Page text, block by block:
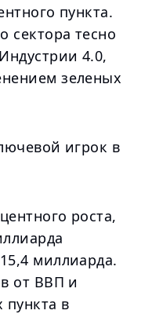
пункта.
сектора тесно
4.0,
зеленых
игрок в
роста,
миллиарда.
от ВВП и
пункта в